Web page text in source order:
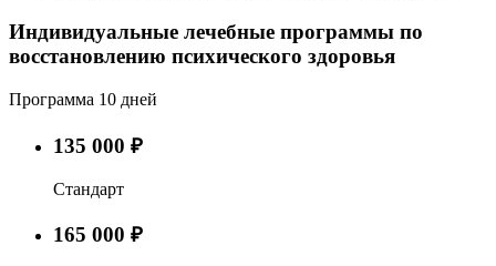
Индивидуальные лечебные программы по
восстановлению психического здоровья
Программа 10 дней
135 000 ₽
Стандарт
165 000 ₽